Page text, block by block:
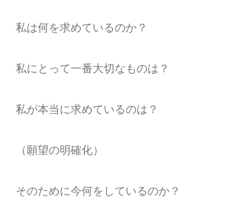
私は何を求めているのか？
私にとって一番大切なものは？
私が本当に求めているのは？
（願望の明確化）
そのために今何をしているのか？